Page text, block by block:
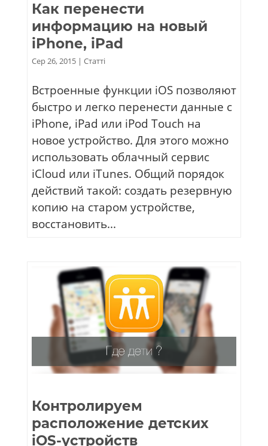
Как перенести
информацию на новый
iPhone, iPad
Сер 26, 2015| Статті
Встроенные функции iOS позволяют
быстро и легко перенести данные с
iPhone, iPad или iPod Touch на
новое устройство. Для этого можно
использовать облачный сервис
iCloud или iTunes. Общий порядок
действий такой: создать резервную
копию на старом устройстве,
восстановить...
Контролируем
расположение детских
iOS-устройств